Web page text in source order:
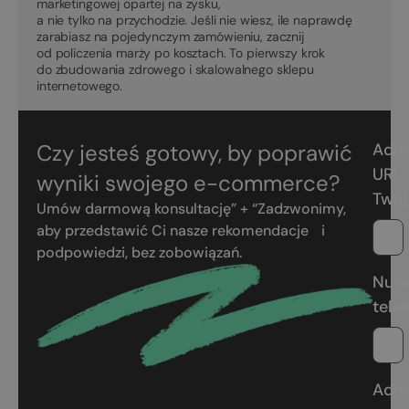
a nie tylko na przychodzie. Jeśli nie wiesz, ile naprawdę
zarabiasz na pojedynczym zamówieniu, zacznij
od policzenia marży po kosztach. To pierwszy krok
do zbudowania zdrowego i skalowalnego sklepu
internetowego.
Czy jesteś gotowy, by poprawić
wyniki swojego e-commerce?
Umów darmową konsultację” + “Zadzwonimy,
aby przedstawić Ci nasze rekomendacje i
podpowiedzi, bez zobowiązań.
URL